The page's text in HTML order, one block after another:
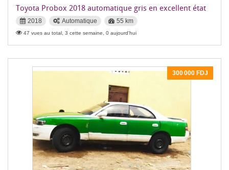
Toyota Probox 2018 automatique gris en excellent état
2018 Automatique 55 km
47 vues au total, 3 cette semaine, 0 aujourd'hui
300 000 FDJ